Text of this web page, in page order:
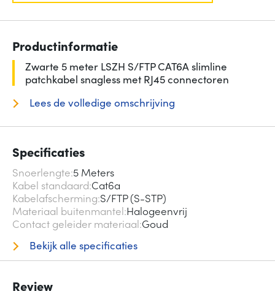
Productinformatie
Zwarte 5 meter LSZH S/FTP CAT6A slimline
patchkabel snagless met RJ45 connectoren
Lees de volledige omschrijving
Specificaties
Snoerlengte 5 Meters
Kabel standaard Cat6a
Kabelafscherming S/FTP (S-STP)
Materiaal buitenmantel Halogeenvrij
Contact geleider materiaal Goud
Bekijk alle specificaties
Review